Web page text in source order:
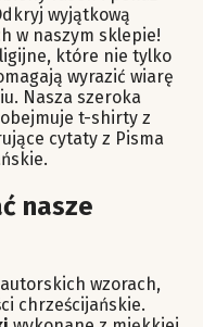
wyjątkową
w naszym sklepie!
które nie tylko
wyrazić wiarę
Nasza szeroka
t-shirty z
cytaty z Pisma
nasze
wzorach,
chrześcijańskie.
Zobacz szczegóły